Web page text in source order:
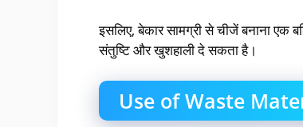
इसलिए, बेकार सामग्री से चीजें बनाना एक
संतुष्टि और खुशहाली दे सकता है।
Use of Waste